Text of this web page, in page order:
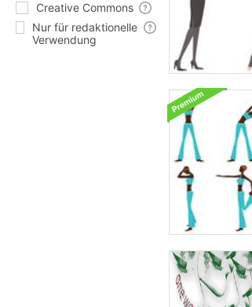
Creative Commons
Nur für redaktionelle
Verwendung